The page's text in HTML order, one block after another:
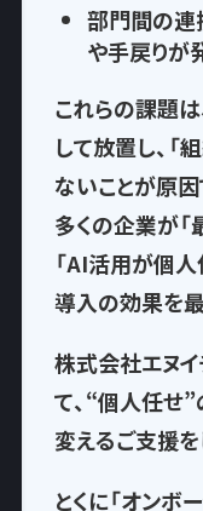
部門間の連
や手戻りが
これらの課題は
して放置し、 「
ないことが原因
多くの企業が
「AI活用が個人
導入の効果を
株式会社エヌ
て、“個人任せ”
変えるご支援を
とくに「オンボ